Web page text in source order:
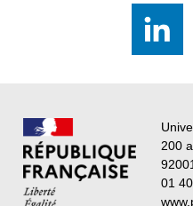
200
01